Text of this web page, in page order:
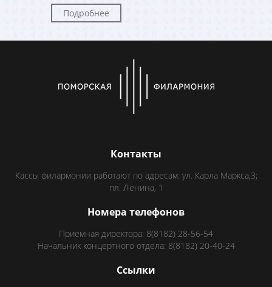
Подробнее
Контакты
Кассы филармонии работают по адресам: ул. Карла Маркса,3;
пл. Ленина, 1
Номера телефонов
Приёмная директора: 8(8182) 28-56-54
Начальник концертного отдела: 8(8182) 20-40-24
Ссылки